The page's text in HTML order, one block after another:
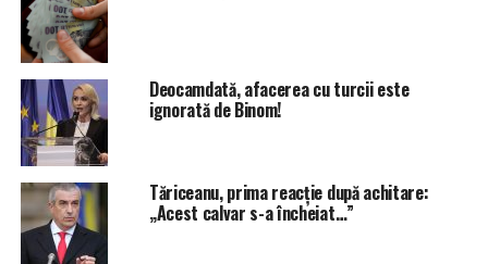
Deocamdată, afacerea cu turcii este
ignorată de Binom!
Tăriceanu, prima reacție după achitare:
„Acest calvar s-a încheiat…”